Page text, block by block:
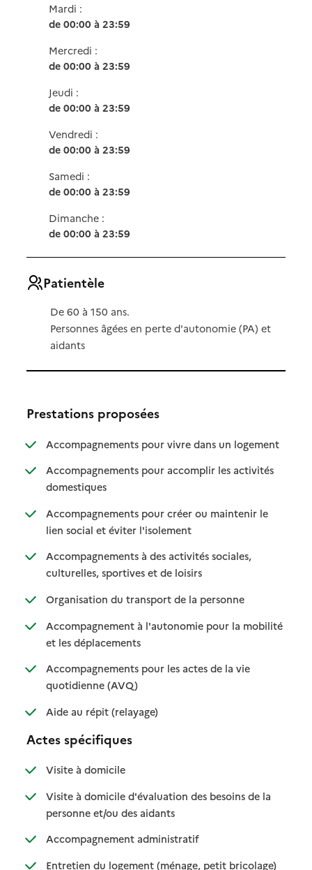
Mardi :
de 00:00 à 23:59
Mercredi :
de 00:00 à 23:59
Jeudi :
de 00:00 à 23:59
Vendredi :
de 00:00 à 23:59
Samedi :
de 00:00 à 23:59
Dimanche :
de 00:00 à 23:59
Patientèle
De 60 à 150 ans.
Personnes âgées en perte d'autonomie (PA) et
aidants
Prestations proposées
Accompagnements pour vivre dans un logement
:
: non
Accompagnements pour accomplir les activités
domestiques: disponible
: non disponible
Accompagnements pour créer ou maintenir le
lien social et éviter l'isolement: disponible
: non disponible
Accompagnements à des activités sociales,
culturelles, sportives et de loisirs: disponible
: non disponible
Organisation du transport de la personne: disponible
: non disponible
Accompagnement à l'autonomie pour la mobilité
et les déplacements: disponible
: non disponible
Accompagnements pour les actes de la vie
quotidienne (AVQ): disponible
: non disponible
Aide au répit (relayage): disponible
: non disponible
Actes spécifiques
Visite à domicile: disponible
: non disponible
Visite à domicile d'évaluation des besoins de la
personne et/ou des aidants: disponible
: non disponible
Accompagnement administratif: disponible
: non disponible
Entretien du logement (ménage, petit bricolage): disponible
: non